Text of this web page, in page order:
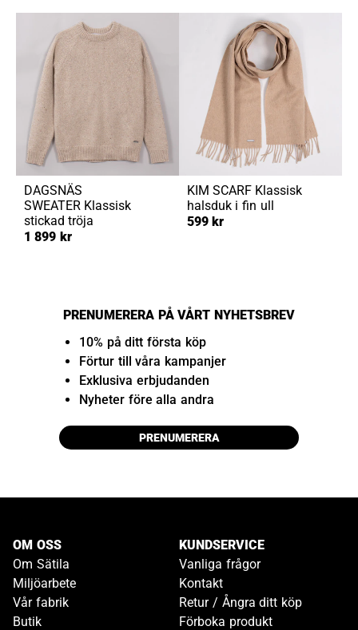
DAGSNÄS
SWEATER Klassisk
stickad tröja
1 899 kr
KIM SCARF Klassisk
halsduk i fin ull
599 kr
PRENUMERERA PÅ VÅRT NYHETSBREV
10% på ditt första köp
Förtur till våra kampanjer
Exklusiva erbjudanden
Nyheter före alla andra
PRENUMERERA
OM OSS
Om Sätila
Miljöarbete
Vår fabrik
Butik
KUNDSERVICE
Vanliga frågor
Kontakt
Retur / Ångra ditt köp
Förboka produkt